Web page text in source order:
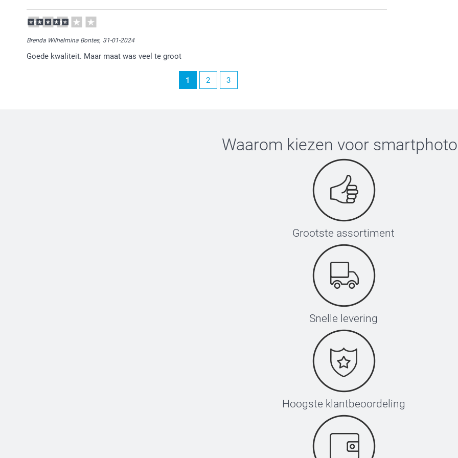
13-02-2024
14:10
Heel veel plezier van de laptop sleeve!
Brenda Wilhelmina Bontes, 31-01-2024
Goede kwaliteit. Maar maat was veel te groot
1 2 3
Waarom kiezen voor smartphoto
Grootste assortiment
Snelle levering
Hoogste klantbeoordeling